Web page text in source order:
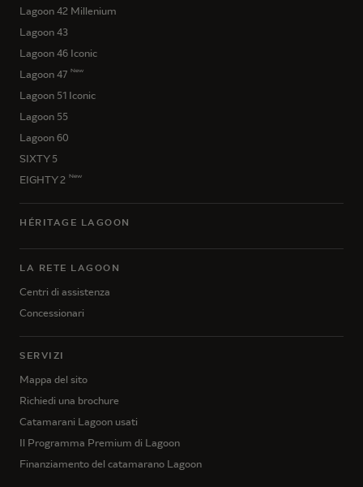
Lagoon 42 Millenium
Lagoon 43
Lagoon 46 Iconic
Lagoon 47 New
Lagoon 51 Iconic
Lagoon 55
Lagoon 60
SIXTY 5
EIGHTY 2 New
HÉRITAGE LAGOON
LA RETE LAGOON
Centri di assistenza
Concessionari
SERVIZI
Mappa del sito
Richiedi una brochure
Catamarani Lagoon usati
Il Programma Premium di Lagoon
Finanziamento del catamarano Lagoon